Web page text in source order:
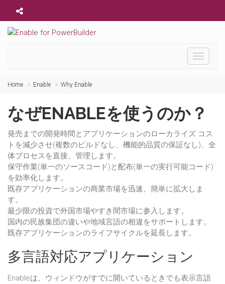
Toggle
Home Enable Why Enable
なぜENABLEを使うのか？
発売までの開発時間とアプリケーションのローカライズ コス
トを減少させ(複数のビルドなし、機能的品質の保証なし)、全
体プロセスを直接、管理します。
保守作業(単一のソースコード)と配布(単一の実行可能コード)
を効率化します。
既存アプリケーションの商業市場を迅速、簡単に拡大しま
す。
最少限の投資で外国市場やすき間市場に参入します。
国内の民族集団の違いや地域言語の相違をサポートします。
既存アプリケーションのライフサイクルを延長します。
多言語対応アプリケーション
Enableは、ウィンドウがすでに開いているときでも表示言語